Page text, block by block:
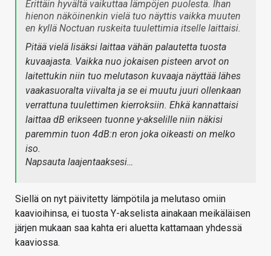
Erittäin hyvältä vaikuttaa lämpöjen puolesta. Ihan
hienon näköinenkin vielä tuo näyttis vaikka muuten
en kyllä Noctuan ruskeita tuulettimia itselle laittaisi.
Pitää vielä lisäksi laittaa vähän palautetta tuosta
kuvaajasta. Vaikka nuo jokaisen pisteen arvot on
laitettukin niin tuo melutason kuvaaja näyttää lähes
vaakasuoralta viivalta ja se ei muutu juuri ollenkaan
verrattuna tuulettimen kierroksiin. Ehkä kannattaisi
laittaa dB erikseen tuonne y-akselille niin näkisi
paremmin tuon 4dB:n eron joka oikeasti on melko
iso.
Napsauta laajentaaksesi…
Siellä on nyt päivitetty lämpötila ja melutaso omiin
kaavioihinsa, ei tuosta Y-akselista ainakaan meikäläisen
järjen mukaan saa kahta eri aluetta kattamaan yhdessä
kaaviossa.